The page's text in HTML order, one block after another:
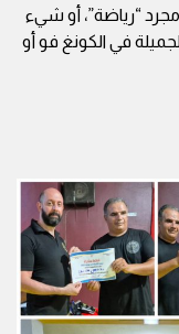
مجرد “رياضة”، أو شيء
في الكونغ فو أو